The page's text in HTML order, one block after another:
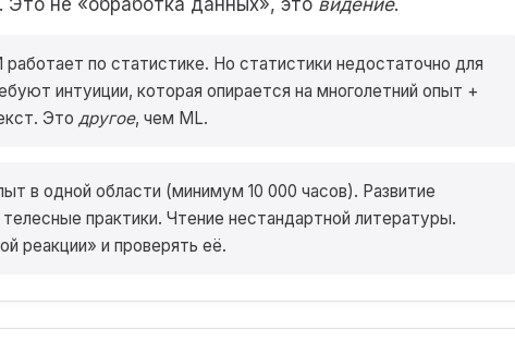
Это не «обработка данных», это видение.
работает по статистике. Но статистики недостаточно для
интуиции, которая опирается на многолетний опыт +
Это другое, чем ML.
в одной области (минимум 10 000 часов). Развитие
практики. Чтение нестандартной литературы.
реакции» и проверять её.